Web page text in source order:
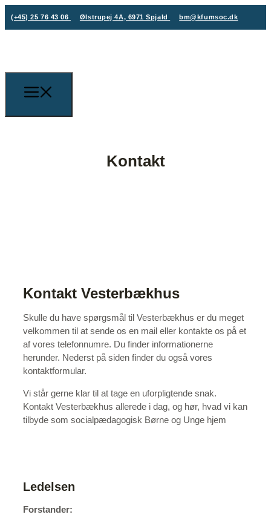
(+45) 25 76 43 06 Ølstrupej 4A, 6971 Spjald bm@kfumsoc.dk
Kontakt
Kontakt Vesterbækhus
Skulle du have spørgsmål til Vesterbækhus er du meget
velkommen til at sende os en mail eller kontakte os på et
af vores telefonnumre. Du finder informationerne
herunder. Nederst på siden finder du også vores
kontaktformular.
Vi står gerne klar til at tage en uforpligtende snak.
Kontakt Vesterbækhus allerede i dag, og hør, hvad vi kan
tilbyde som socialpædagogisk Børne og Unge hjem
Ledelsen
Forstander: